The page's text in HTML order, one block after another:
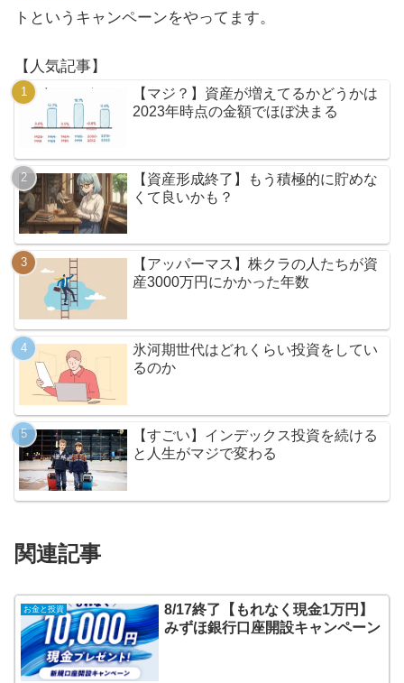
トというキャンペーンをやってます。
【人気記事】
【マジ？】資産が増えてるかどうかは
2023年時点の金額でほぼ決まる
【資産形成終了】もう積極的に貯めな
くて良いかも？
【アッパーマス】株クラの人たちが資
産3000万円にかかった年数
氷河期世代はどれくらい投資をしてい
るのか
【すごい】インデックス投資を続ける
と人生がマジで変わる
関連記事
お金と投資
8/17終了【もれなく現金1万円】
みずほ銀行口座開設キャンペーン